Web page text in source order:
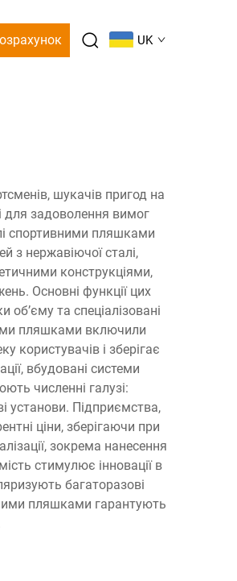
UK
шукачів пригод на
для задоволення вимог
спортивними пляшками
з нержавіючої сталі,
конструкціями,
Основні функції цих
та спеціалізовані
пляшками включили
користувачів і зберігає
вбудовані системи
численні галузі:
установи. Підприємства,
ціни, зберігаючи при
зокрема нанесення
стимулює інновації в
багаторазові
пляшками гарантують